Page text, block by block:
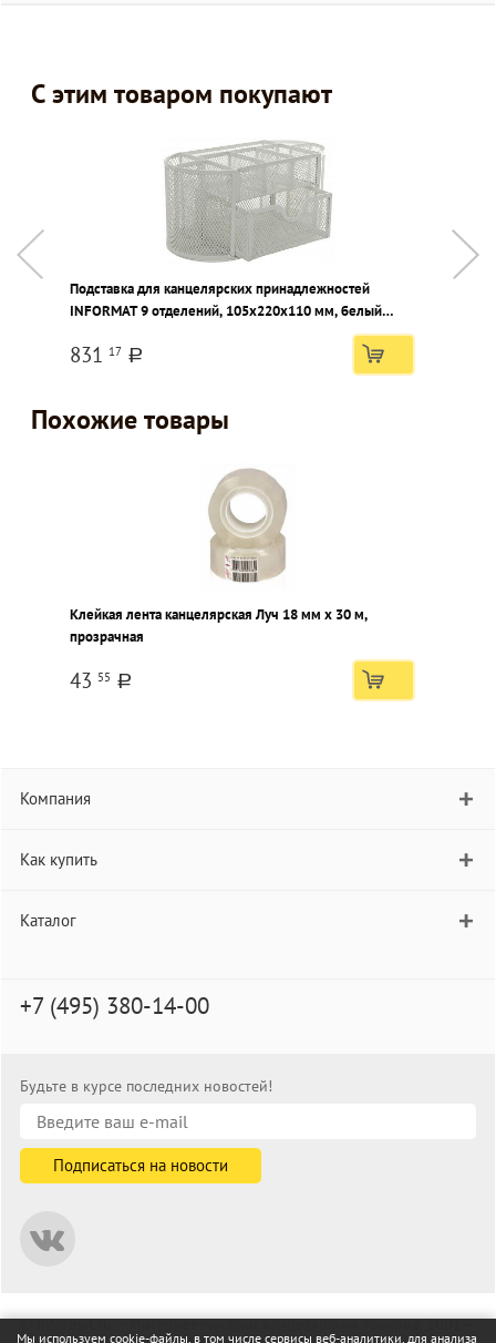
С этим товаром покупают
Подставка для канцелярских принадлежностей
INFORMAT 9 отделений, 105х220х110 мм, белый
831 17 a
Похожие товары
Клейкая лента канцелярская Луч 18 мм х 30 м,
прозрачная
43 55 a
Компания
Как купить
Каталог
+7 (495) 380-14-00
Будьте в курсе последних новостей!
© informat.ru — Интернет-магазин канцелярских товаров. 2001—
Мы используем cookie-файлы, в том числе сервисы веб-аналитики, для анализа